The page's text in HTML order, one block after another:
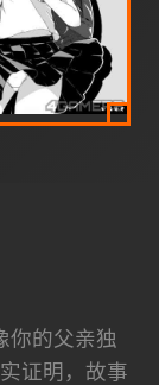
你的父亲独
证明，故事